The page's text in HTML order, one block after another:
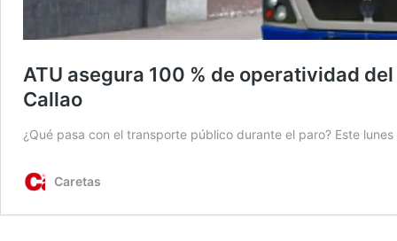
ATU asegura 100 % de operatividad
Callao
¿Qué pasa con el transporte público durante el paro? Este
Caretas